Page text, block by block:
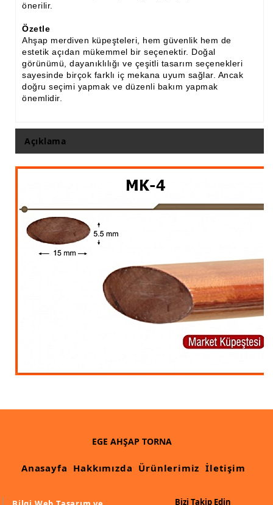
önerilir.
Özetle
Ahşap merdiven küpeşteleri, hem güvenlik hem de
estetik açıdan mükemmel bir seçenektir. Doğal
görünümü, dayanıklılığı ve çeşitli tasarım seçenekleri
sayesinde birçok farklı iç mekana uyum sağlar. Ancak
doğru seçimi yapmak ve düzenli bakım yapmak
önemlidir.
Açıklama
EGE AHŞAP TORNA
Anasayfa Hakkımızda Ürünlerimiz İletişim
Bizi Takip Edin